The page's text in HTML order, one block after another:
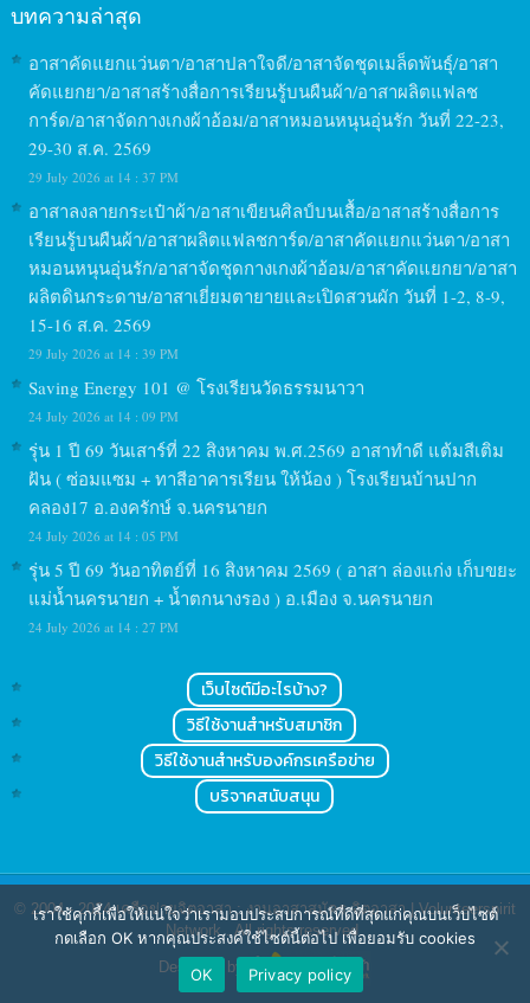
บทความล่าสุด
อาสาคัดแยกแว่นตา/อาสาปลาใจดี/อาสาจัดชุดเมล็ดพันธุ์/อาสา
คัดแยกยา/อาสาสร้างสื่อการเรียนรู้บนผืนผ้า/อาสาผลิตแฟลช
การ์ด/อาสาจัดกางเกงผ้าอ้อม/อาสาหมอนหนุนอุ่นรัก วันที่ 22-23,
29-30 ส.ค. 2569
29 July 2026 at 14 : 37 PM
อาสาลงลายกระเป๋าผ้า/อาสาเขียนศิลป์บนเสื้อ/อาสาสร้างสื่อการ
เรียนรู้บนผืนผ้า/อาสาผลิตแฟลชการ์ด/อาสาคัดแยกแว่นตา/อาสา
หมอนหนุนอุ่นรัก/อาสาจัดชุดกางเกงผ้าอ้อม/อาสาคัดแยกยา/อาสา
ผลิตดินกระดาษ/อาสาเยี่ยมตายายและเปิดสวนผัก วันที่ 1-2, 8-9,
15-16 ส.ค. 2569
29 July 2026 at 14 : 39 PM
Saving Energy 101 @ โรงเรียนวัดธรรมนาวา
24 July 2026 at 14 : 09 PM
รุ่น 1 ปี 69 วันเสาร์ที่ 22 สิงหาคม พ.ศ.2569 อาสาทำดี แต้มสีเติม
ฝัน ( ซ่อมแซม + ทาสีอาคารเรียน ให้น้อง ) โรงเรียนบ้านปาก
คลอง17 อ.องครักษ์ จ.นครนายก
24 July 2026 at 14 : 05 PM
รุ่น 5 ปี 69 วันอาทิตย์ที่ 16 สิงหาคม 2569 ( อาสา ล่องแก่ง เก็บขยะ
แม่น้ำนครนายก + น้ำตกนางรอง ) อ.เมือง จ.นครนายก
24 July 2026 at 14 : 27 PM
เว็บไซต์มีอะไรบ้าง?
วิธีใช้งานสำหรับสมาชิก
วิธีใช้งานสำหรับองค์กรเครือข่าย
บริจาคสนับสนุน
© 2004 - 2024เครือข่ายจิตอาสา : งานอาสาสมัคร จิตอาสา | Volunteerspirit
Network. All rights reserved.
Designed by
เราใช้คุกกี้เพื่อให้แน่ใจว่าเรามอบประสบการณ์ที่ดีที่สุดแก่คุณบนเว็บไซต์
กดเลือก OK หากคุณประสงค์ใช้ไซต์นี้ต่อไป เพื่อยอมรับ cookies
OK
Privacy policy